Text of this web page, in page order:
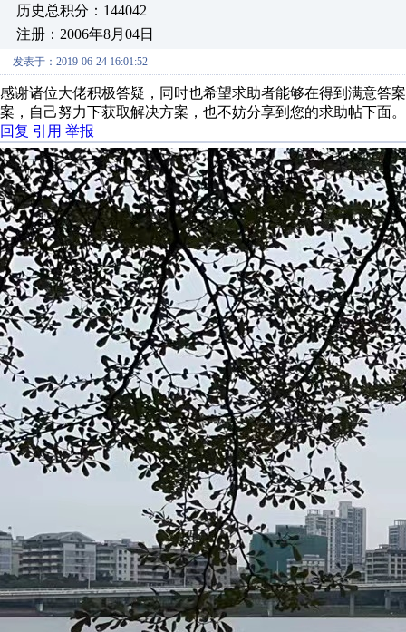
历史总积分：144042
注册：2006年8月04日
发表于：2019-06-24 16:01:52
感谢诸位大佬积极答疑，同时也希望求助者能够在得到满意答
案，自己努力下获取解决方案，也不妨分享到您的求助帖下面
回复 引用 举报